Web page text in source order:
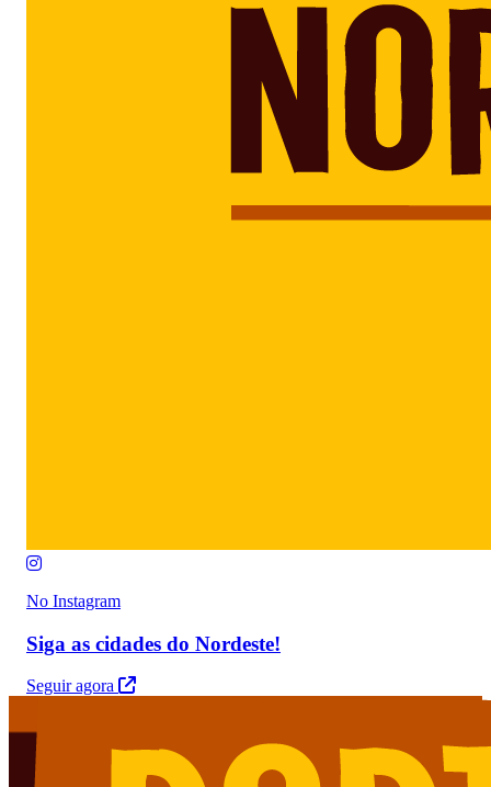
No Instagram
Siga as cidades do Nordeste!
Seguir agora